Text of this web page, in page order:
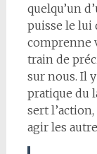
quelqu’un
puisse le lui
comprenne
train de
sur nous. Il
pratique du
sert
agir les